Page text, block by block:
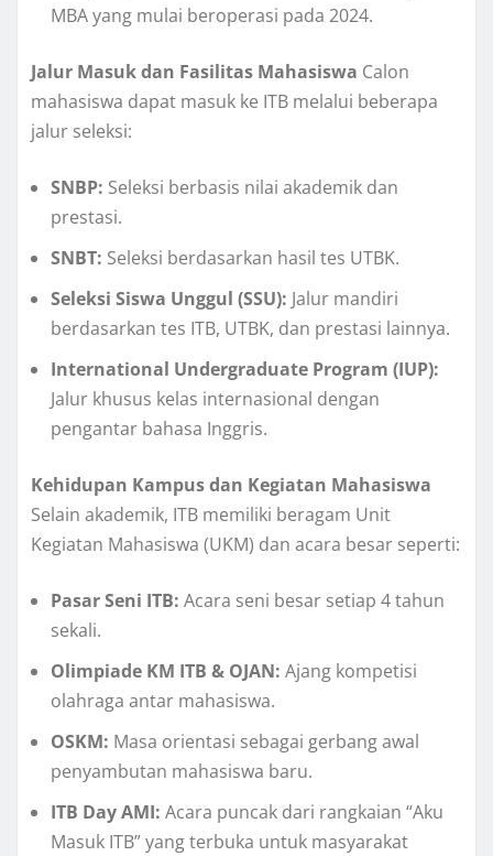
MBA yang mulai beroperasi pada 2024.
Jalur Masuk dan Fasilitas Mahasiswa Calon
mahasiswa dapat masuk ke ITB melalui beberapa
jalur seleksi:
SNBP: Seleksi berbasis nilai akademik dan
prestasi.
SNBT: Seleksi berdasarkan hasil tes UTBK.
Seleksi Siswa Unggul (SSU): Jalur mandiri
berdasarkan tes ITB, UTBK, dan prestasi lainnya.
International Undergraduate Program (IUP):
Jalur khusus kelas internasional dengan
pengantar bahasa Inggris.
Kehidupan Kampus dan Kegiatan Mahasiswa
Selain akademik, ITB memiliki beragam Unit
Kegiatan Mahasiswa (UKM) dan acara besar seperti:
Pasar Seni ITB: Acara seni besar setiap 4 tahun
sekali.
Olimpiade KM ITB & OJAN: Ajang kompetisi
olahraga antar mahasiswa.
OSKM: Masa orientasi sebagai gerbang awal
penyambutan mahasiswa baru.
ITB Day AMI: Acara puncak dari rangkaian “Aku
Masuk ITB” yang terbuka untuk masyarakat